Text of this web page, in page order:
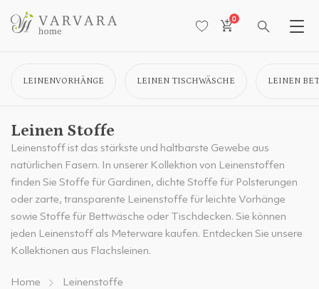
0
LEINENVORHÄNGE LEINEN TISCHWÄSCHE LEINEN
Leinen Stoffe
Leinenstoff ist das stärkste und haltbarste Gewebe aus
natürlichen Fasern. In unserer Kollektion von Leinenstoffen
finden Sie Stoffe für Gardinen, dichte Stoffe für Polsterungen
oder zarte, transparente Leinenstoffe für leichte Vorhänge
sowie Stoffe für Bettwäsche oder Tischdecken. Sie können
jeden Leinenstoff als Meterware kaufen. Entdecken Sie unsere
Kollektionen aus Flachsleinen.
Home Leinenstoffe